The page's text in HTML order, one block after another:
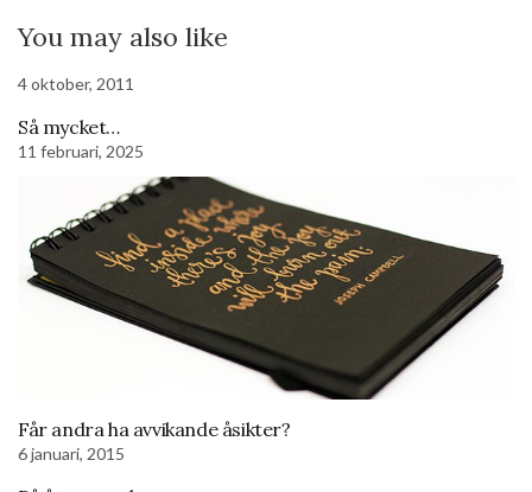
You may also like
4 oktober, 2011
Så mycket…
11 februari, 2025
Får andra ha avvikande åsikter?
6 januari, 2015